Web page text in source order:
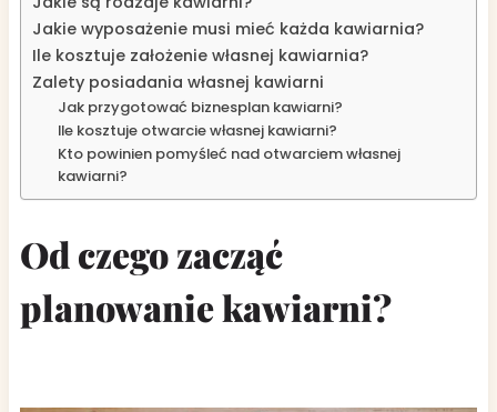
Jakie wyposażenie musi mieć każda kawiarnia?
Ile kosztuje założenie własnej kawiarnia?
Zalety posiadania własnej kawiarni
Jak przygotować biznesplan kawiarni?
Ile kosztuje otwarcie własnej kawiarni?
Kto powinien pomyśleć nad otwarciem własnej
kawiarni?
Od czego zacząć
planowanie kawiarni?